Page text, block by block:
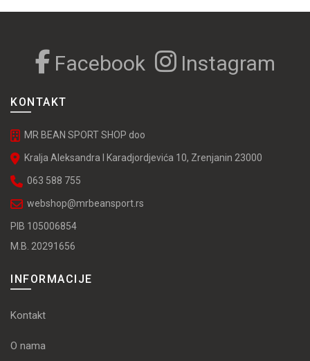
Facebook Instagram
KONTAKT
MR BEAN SPORT SHOP doo
Kralja Aleksandra I Karadjordjevića 10, Zrenjanin 23000
063 588 755
webshop@mrbeansport.rs
PIB 105006854
M.B. 20291656
INFORMACIJE
Kontakt
O nama